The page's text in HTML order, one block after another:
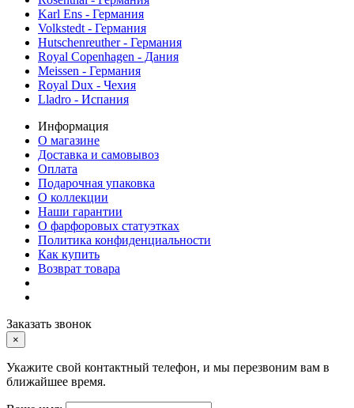
Karl Ens - Германия
Volkstedt - Германия
Hutschenreuther - Германия
Royal Copenhagen - Дания
Meissen - Германия
Royal Dux - Чехия
Lladro - Испания
Информация
О магазине
Доставка и самовывоз
Оплата
Подарочная упаковка
О коллекции
Наши гарантии
О фарфоровых статуэтках
Политика конфиденциальности
Как купить
Возврат товара
Заказать звонок
×
Укажите свой контактный телефон, и мы перезвоним вам в
ближайшее время.